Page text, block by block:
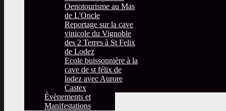
Oenotourisme au Mas
de L'Oncle
Reportage sur la cave
vinicole du Vignoble
des 2 Terres à St Felix
de Lodez
Ecole buissonnière à la
cave de st félix de
lodez avec Aurore
Castex
Évènements et
Manifestations